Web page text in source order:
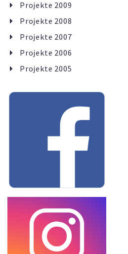
Projekte 2009
Projekte 2008
Projekte 2007
Projekte 2006
Projekte 2005